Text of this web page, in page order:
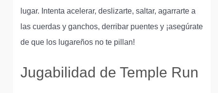
lugar. Intenta acelerar, deslizarte, saltar, agarrarte a
las cuerdas y ganchos, derribar puentes y ¡asegúrate
de que los lugareños no te pillan!
Jugabilidad de Temple Run